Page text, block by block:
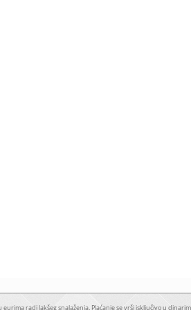
radi lakšeg snalaženja. Plaćanje se vrši isključivo u